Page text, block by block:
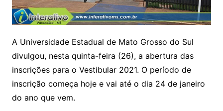
A Universidade Estadual de Mato Grosso do Sul
divulgou, nesta quinta-feira (26), a abertura das
inscrições para o Vestibular 2021. O período de
inscrição começa hoje e vai até o dia 24 de janeiro
do ano que vem.